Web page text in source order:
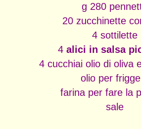
g 280
20 zucchinette
4 sottilette
4 alici in salsa
4 cucchiai olio di oliva
olio per
farina per fare la
sale